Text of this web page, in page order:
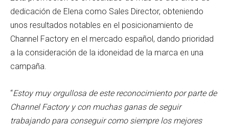
dedicación de Elena como Sales Director, obteniendo
unos resultados notables en el posicionamiento de
Channel Factory en el mercado español, dando prioridad
a la consideración de la idoneidad de la marca en una
campaña.
“Estoy muy orgullosa de este reconocimiento por parte de
Channel Factory y con muchas ganas de seguir
trabajando para conseguircomo siempre los mejores